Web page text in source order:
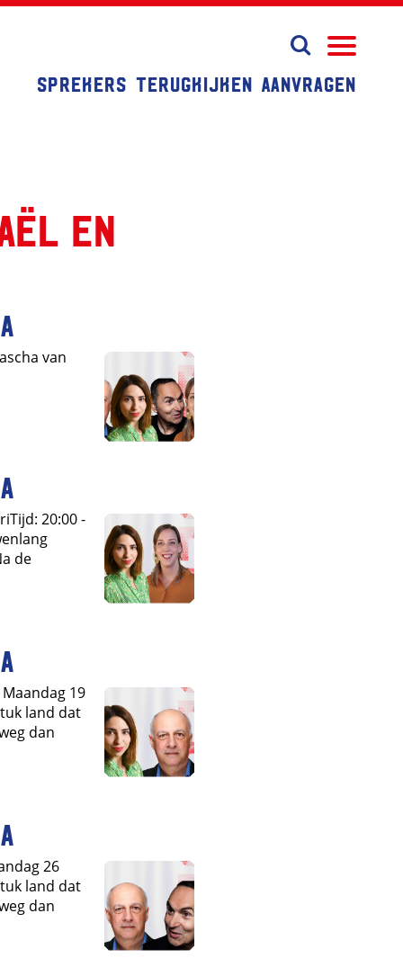
Sprekers Terugkijken Aanvragen
en
van
20:00 -
de
19
land dat
dan
26
land dat
dan